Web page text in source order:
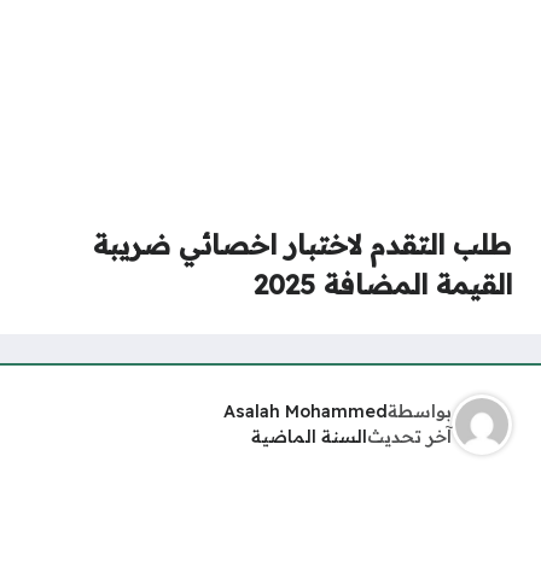
طلب التقدم لاختبار اخصائي ضريبة
القيمة المضافة 2025
بواسطةAsalah Mohammed
آخر تحديثالسنة الماضية